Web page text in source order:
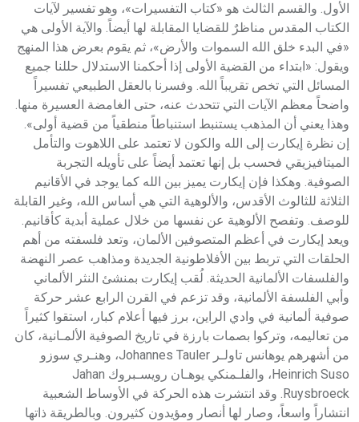
الأول. والقسم الثالث هو «كتاب التفسيرات»، وهو تفسير لآيات
الكتاب المقدس مناظرٌ للقضايا المقابلة لها أيضاً. والآية الأولى هي
«في البدء خلق الله السموات والأرض»، ثم يقوم بعرض هذا المنهج
ويقول: «ابتداء من القضية الأولى إذا أحكمنا الاستدلال حللنا جميع
المسائل التي تخص تقريباً الله. وفسرنا بالعقل الطبيعي تفسيراً
واضحاً معظم الآيات التي تتحدث عنه، حتى الغامضة العسيرة منها.
وهذا يعني أن المذهب يستنبط استنباطاً منطقياً من قضية أولى».
إن نظرة إيكارت إلى الله والكون لا تعتمد على اللاهوت والتأمل
الميتافيزيقي فحسب بل إنها تعتمد أيضاً على تأويله التجربة
الصوفية. وهكذا فإن إيكارت يميز بين الله كما يوجد في الأقانيم
الثلاثة للثالوث الأقدس، والألوهية التي هي أساس الله، وغير القابلة
للوصف. وتفصح الألوهية عن نفسها من خلال عملية أبدية كأقانيم.
ويعد إيكارت في أعظم المتصوفين الألمان، وتعد فلسفته من أهم
الحلقات التي تربط بين الأفلاطونية الجديدة ومذاهب عصر النهضة
والفلسفات الألمانية الحديثة. لُقب إيكارت بمنشئ النثر الألماني
وأبي الفلسفة الألمانية، وقد تزعم في القرن الرابع عشر حركة
صوفية ألمانية في وادي الراين، برز فيها أعلام كبار، استقوا كثيراً
من تعاليمه، وتركوا بصمات بارزة في تاريخ الصوفية الألمـانية، كان
من أشهرهم يوهانس تاولـر Johannes Tauler، وهنـري سوزو
Heinrich Suso، والفلـمنكي يوهـان رويسـبروك Jahan
Ruysbroeck. وقد انتشرت هذه الحركة في الأوساط الشعبية
انتشاراً واسعاً، وصار لها أنصار ومؤيدون كثيرون. وبالطريقة ذاتها